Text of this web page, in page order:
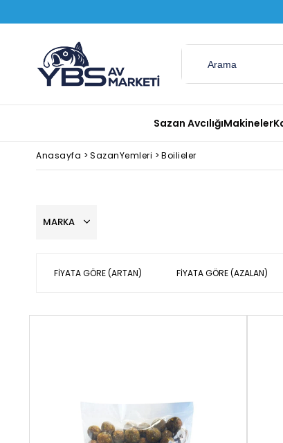
Sazan AvcılığıMakineler
Anasayfa > SazanYemleri > Boilieler
MARKA
FIYATA GÖRE (ARTAN) FIYATA GÖRE (AZALAN)